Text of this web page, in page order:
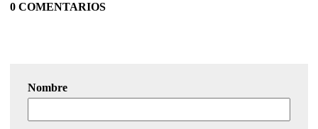
0 COMENTARIOS
Nombre